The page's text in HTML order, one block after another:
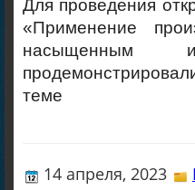
Для проведения
«Применение
насыщенным
теме
14 апреля, 2023